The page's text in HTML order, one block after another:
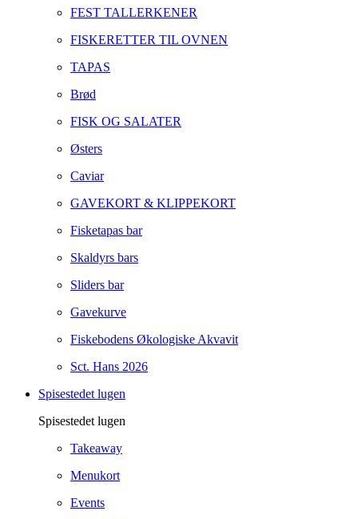
FEST TALLERKENER
FISKERETTER TIL OVNEN
TAPAS
Brød
FISK OG SALATER
Østers
Caviar
GAVEKORT & KLIPPEKORT
Fisketapas bar
Skaldyrs bars
Sliders bar
Gavekurve
Fiskebodens Økologiske Akvavit
Sct. Hans 2026
Spisestedet lugen
Spisestedet lugen
Takeaway
Menukort
Events